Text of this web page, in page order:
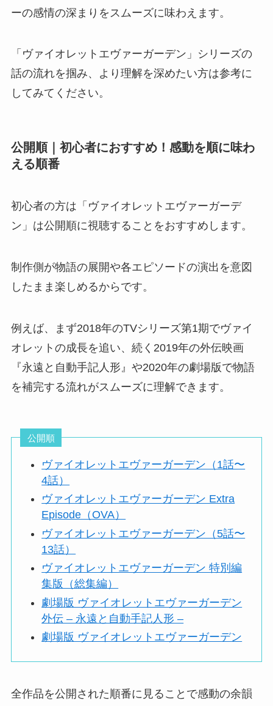
ーの感情の深まりをスムーズに味わえます。
「ヴァイオレットエヴァーガーデン」シリーズの
話の流れを掴み、より理解を深めたい方は参考に
してみてください。
公開順｜初心者におすすめ！感動を順に味わ
える順番
初心者の方は「ヴァイオレットエヴァーガーデ
ン」は公開順に視聴することをおすすめします。
制作側が物語の展開や各エピソードの演出を意図
したまま楽しめるからです。
例えば、まず2018年のTVシリーズ第1期でヴァイ
オレットの成長を追い、続く2019年の外伝映画
『永遠と自動手記人形』や2020年の劇場版で物語
を補完する流れがスムーズに理解できます。
公開順
ヴァイオレットエヴァーガーデン（1話〜
4話）
ヴァイオレットエヴァーガーデン Extra
Episode（OVA）
ヴァイオレットエヴァーガーデン（5話〜
13話）
ヴァイオレットエヴァーガーデン 特別編
集版（総集編）
劇場版 ヴァイオレットエヴァーガーデン
外伝 – 永遠と自動手記人形 –
劇場版 ヴァイオレットエヴァーガーデン
全作品を公開された順番に見ることで感動の余韻